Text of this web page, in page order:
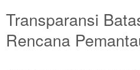
Transparansi
Rencana